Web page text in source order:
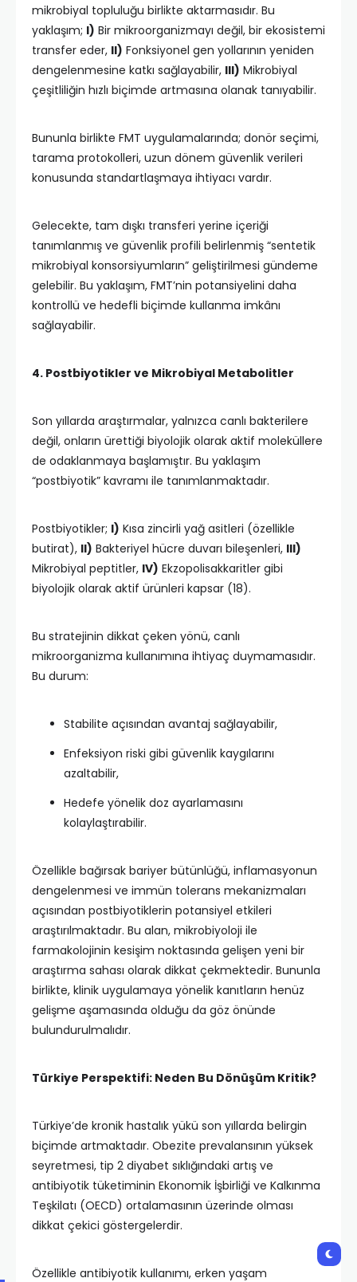
mikrobiyal topluluğu birlikte aktarmasıdır. Bu
yaklaşım; I) Bir mikroorganizmayı değil, bir ekosistemi
transfer eder, II) Fonksiyonel gen yollarının yeniden
dengelenmesine katkı sağlayabilir, III) Mikrobiyal
çeşitliliğin hızlı biçimde artmasına olanak tanıyabilir.
Bununla birlikte FMT uygulamalarında; donör seçimi,
tarama protokolleri, uzun dönem güvenlik verileri
konusunda standartlaşmaya ihtiyacı vardır.
Gelecekte, tam dışkı transferi yerine içeriği
tanımlanmış ve güvenlik profili belirlenmiş “sentetik
mikrobiyal konsorsiyumların” geliştirilmesi gündeme
gelebilir. Bu yaklaşım, FMT’nin potansiyelini daha
kontrollü ve hedefli biçimde kullanma imkânı
sağlayabilir.
4. Postbiyotikler ve Mikrobiyal Metabolitler
Son yıllarda araştırmalar, yalnızca canlı bakterilere
değil, onların ürettiği biyolojik olarak aktif moleküllere
de odaklanmaya başlamıştır. Bu yaklaşım
“postbiyotik” kavramı ile tanımlanmaktadır.
Postbiyotikler; I) Kısa zincirli yağ asitleri (özellikle
butirat), II) Bakteriyel hücre duvarı bileşenleri, III)
Mikrobiyal peptitler, IV) Ekzopolisakkaritler gibi
biyolojik olarak aktif ürünleri kapsar (18).
Bu stratejinin dikkat çeken yönü, canlı
mikroorganizma kullanımına ihtiyaç duymamasıdır.
Bu durum:
Stabilite açısından avantaj sağlayabilir,
Enfeksiyon riski gibi güvenlik kaygılarını
azaltabilir,
Hedefe yönelik doz ayarlamasını
kolaylaştırabilir.
Özellikle bağırsak bariyer bütünlüğü, inflamasyonun
dengelenmesi ve immün tolerans mekanizmaları
açısından postbiyotiklerin potansiyel etkileri
araştırılmaktadır. Bu alan, mikrobiyoloji ile
farmakolojinin kesişim noktasında gelişen yeni bir
araştırma sahası olarak dikkat çekmektedir. Bununla
birlikte, klinik uygulamaya yönelik kanıtların henüz
gelişme aşamasında olduğu da göz önünde
bulundurulmalıdır.
Türkiye Perspektifi: Neden Bu Dönüşüm Kritik?
Türkiye’de kronik hastalık yükü son yıllarda belirgin
biçimde artmaktadır. Obezite prevalansının yüksek
seyretmesi, tip 2 diyabet sıklığındaki artış ve
antibiyotik tüketiminin Ekonomik İşbirliği ve Kalkınma
Teşkilatı (OECD) ortalamasının üzerinde olması
dikkat çekici göstergelerdir.
Özellikle antibiyotik kullanımı, erken yaşam